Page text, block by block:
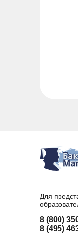
Для
8 (800)
8 (495)